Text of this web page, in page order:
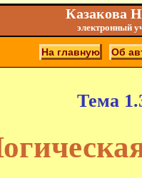
Казакова
электронный
На главную Об
Тема